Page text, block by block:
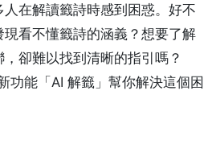
在解讀籤詩時感到困惑。好不
看不懂籤詩的涵義？想要了解
卻難以找到清晰的指引嗎？
功能「AI 解籤」幫你解決這個困